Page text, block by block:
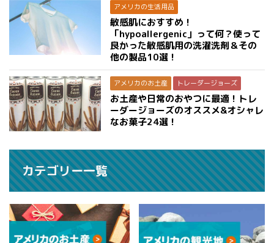
アメリカの生活用品
敏感肌におすすめ！
「hypoallergenic」って何？使って
良かった敏感肌用の洗濯洗剤＆その
他の製品10選！
アメリカのお土産 トレーダージョーズ
お土産や日常のおやつに最適！トレ
ーダージョーズのオススメ&オシャレ
なお菓子24選！
カテゴリー一覧